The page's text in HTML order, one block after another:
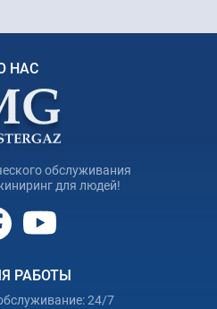
НАС
обслуживания
для людей!
РАБОТЫ
24/7